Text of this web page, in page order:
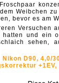
Weibchen
bevor es am
Versuchen
und ein
sehen,
Nikon D90, 4,0/
+1EV,